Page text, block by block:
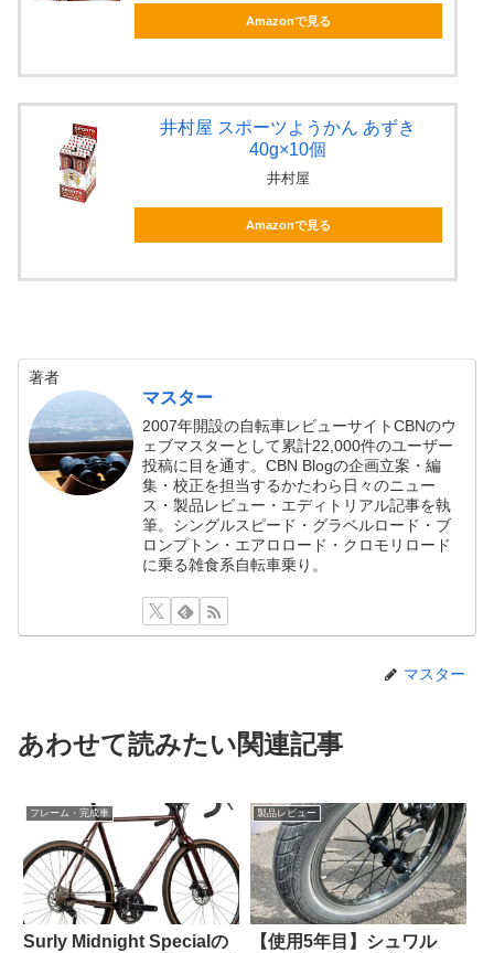
Amazonで見る
井村屋 スポーツようかん あずき
40g×10個
井村屋
Amazonで見る
著者
マスター
2007年開設の自転車レビューサイトCBNのウ
ェブマスターとして累計22,000件のユーザー
投稿に目を通す。CBN Blogの企画立案・編
集・校正を担当するかたわら日々のニュー
ス・製品レビュー・エディトリアル記事を執
筆。シングルスピード・グラベルロード・ブ
ロンプトン・エアロロード・クロモリロード
に乗る雑食系自転車乗り。
マスター
あわせて読みたい関連記事
フレーム・完成車
Surly Midnight Specialの
製品レビュー
【使用5年目】シュワル